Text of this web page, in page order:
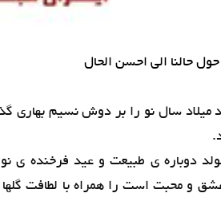
حالنا الی احسن الحال
میلاد سال نو را بر دوش نسیم بهاری
دوباره ی طبیعت و عید فرخنده ی
و محبت است را همراه با لطافت